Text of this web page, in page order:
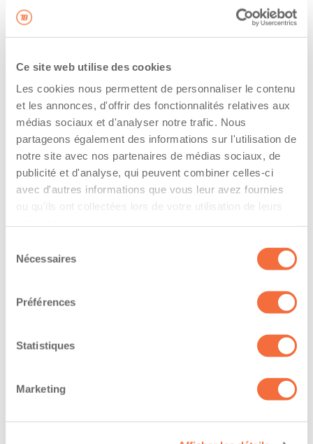
Ce site web utilise des cookies
Les cookies nous permettent de personnaliser le contenu
et les annonces, d'offrir des fonctionnalités relatives aux
médias sociaux et d'analyser notre trafic. Nous
partageons également des informations sur l'utilisation de
notre site avec nos partenaires de médias sociaux, de
publicité et d'analyse, qui peuvent combiner celles-ci
avec d'autres informations que vous leur avez fournies
ou qu'ils ont collectées lors de votre utilisation de leurs
Nécessaires
Préférences
Statistiques
Marketing
Cote de sécurité : Québec
Non-spécifié
Cote de sécurité : Ontario
Non-spécifié
Cote de sécurité: autres provinces
Non-spécifié
province:
Diplômes et certifications